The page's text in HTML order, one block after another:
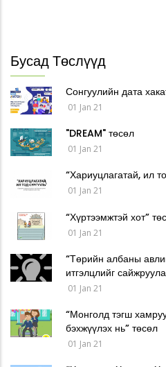
Бусад Төслүүд
Сонгуулийн дата
01 Jan 21
"DREAM" төсөл
01 Jan 21
“Хариуцлагатай, ил
01 Jan 21
“Хүртээмжтэй хот”
01 Jan 21
“Төрийн албаны
итгэлцлийг
01 Jan 21
“Монголд тэгш
бэхжүүлэх нь” төсөл
01 Jan 21